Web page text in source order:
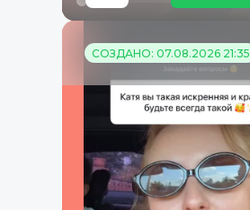
СОЗДАНО: 07.08.2026 21:35